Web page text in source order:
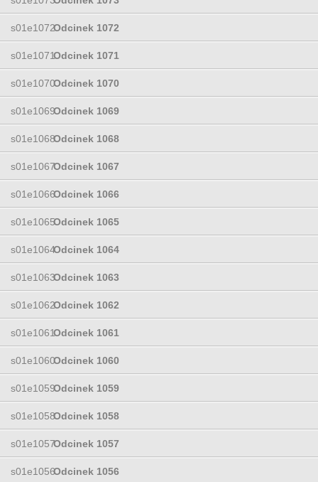
s01e1072Odcinek 1072
s01e1071Odcinek 1071
s01e1070Odcinek 1070
s01e1069Odcinek 1069
s01e1068Odcinek 1068
s01e1067Odcinek 1067
s01e1066Odcinek 1066
s01e1065Odcinek 1065
s01e1064Odcinek 1064
s01e1063Odcinek 1063
s01e1062Odcinek 1062
s01e1061Odcinek 1061
s01e1060Odcinek 1060
s01e1059Odcinek 1059
s01e1058Odcinek 1058
s01e1057Odcinek 1057
s01e1056Odcinek 1056